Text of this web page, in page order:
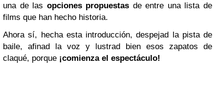
una de las opciones propuestas de entre una lista de
films que han hecho historia.
Ahora sí, hecha esta introducción, despejad la pista de
baile, afinad la voz y lustrad bien esos zapatos de
claqué, porque ¡comienza el espectáculo!